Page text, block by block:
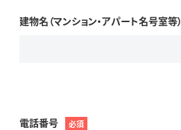
建物名（マンション・アパート名号室等）
電話番号 必須